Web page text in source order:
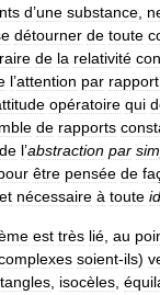
d’une substance
détourner de toute
de la relativité
l’attention par rapport
opératoire qui
de rapports
de l’abstraction par
être pensée de
et nécessaire à toute
est très lié au
soient-ils)
isocèles